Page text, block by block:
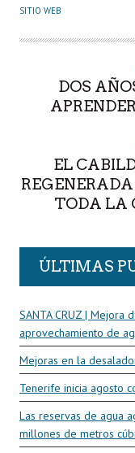
U
O
SITIO WEB
DOS
EL
TODA LA
ÚLTIMAS
SANTA CRUZ | Mejora
aprovechamiento de
Mejoras en la
Tenerife inicia agosto
Las reservas de agua
millones de metros